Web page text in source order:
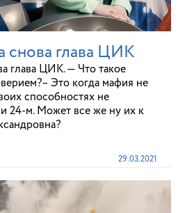
снова глава ЦИК
глава ЦИК. — Что такое
Это когда мафия не
способностях не
и 24-м. Может все же ну их к
29.03.2021